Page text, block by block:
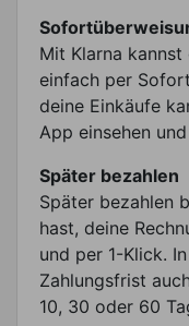
Mit Klarna
einfach per
deine Einkäufe
App einsehen
Später bezahlen
Später bezahlen
hast, deine
und per 1-Klick.
Zahlungsfrist
10, 30 oder 60